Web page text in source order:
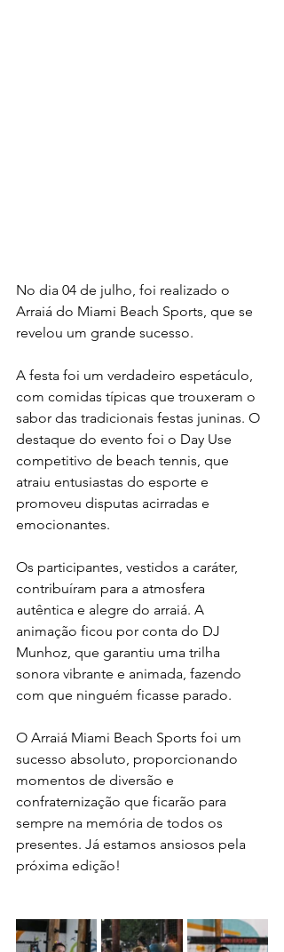
No dia 04 de julho, foi realizado o
Arraiá do Miami Beach Sports, que se
revelou um grande sucesso.
A festa foi um verdadeiro espetáculo,
com comidas típicas que trouxeram o
sabor das tradicionais festas juninas. O
destaque do evento foi o Day Use
competitivo de beach tennis, que
atraiu entusiastas do esporte e
promoveu disputas acirradas e
emocionantes.
Os participantes, vestidos a caráter,
contribuíram para a atmosfera
autêntica e alegre do arraiá. A
animação ficou por conta do DJ
Munhoz, que garantiu uma trilha
sonora vibrante e animada, fazendo
com que ninguém ficasse parado.
O Arraiá Miami Beach Sports foi um
sucesso absoluto, proporcionando
momentos de diversão e
confraternização que ficarão para
sempre na memória de todos os
presentes. Já estamos ansiosos pela
próxima edição!